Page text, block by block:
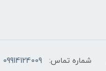
شماره تماس: 09914124009